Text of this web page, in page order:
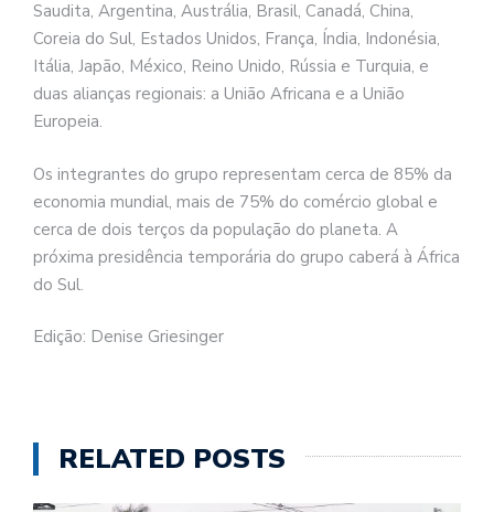
Saudita, Argentina, Austrália, Brasil, Canadá, China,
Coreia do Sul, Estados Unidos, França, Índia, Indonésia,
Itália, Japão, México, Reino Unido, Rússia e Turquia, e
duas alianças regionais: a União Africana e a União
Europeia.
Os integrantes do grupo representam cerca de 85% da
economia mundial, mais de 75% do comércio global e
cerca de dois terços da população do planeta. A
próxima presidência temporária do grupo caberá à África
do Sul.
Edição: Denise Griesinger
RELATED POSTS